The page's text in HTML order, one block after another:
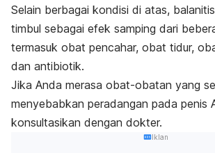
Selain berbagai kondisi di atas,
timbul sebagai efek samping dari
termasuk obat pencahar, obat tidur,
dan antibiotik.
Jika Anda merasa obat-obatan yang
menyebabkan peradangan pada penis
konsultasikan dengan dokter.
Iklan